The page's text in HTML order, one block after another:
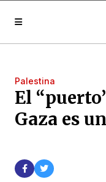
Palestina
El
Gaza es